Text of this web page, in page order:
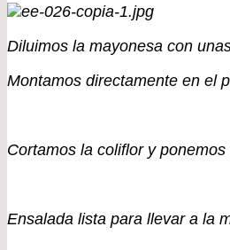
Diluimos la mayonesa con
Montamos directamente en el
Cortamos la coliflor y
Ensalada lista para llevar a la